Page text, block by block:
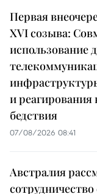
Первая
XVI созыва:
использование
и
бедствия
07/08/2026 08:41
Австралия